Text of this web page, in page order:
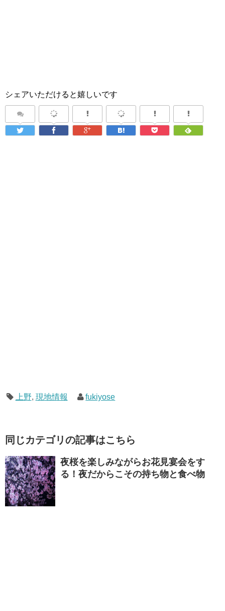
シェアいただけると嬉しいです
上野, 現地情報 fukiyose
同じカテゴリの記事はこちら
夜桜を楽しみながらお花見宴会をす
る！夜だからこその持ち物と食べ物